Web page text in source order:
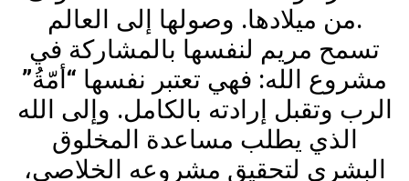
من ميلادها. وصولها إلى العالم.
تسمح مريم لنفسها بالمشاركة في
مشروع الله: فهي تعتبر نفسها “أمّةُ”
الرب وتقبل إرادته بالكامل. وإلى الله
الذي يطلب مساعدة المخلوق
البشري لتحقيق مشروعه الخلاصي،